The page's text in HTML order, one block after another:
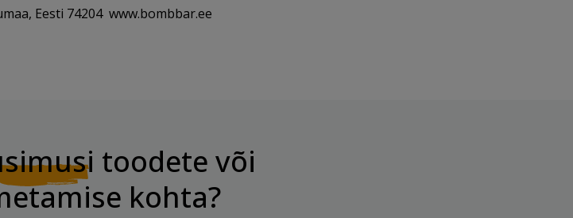
Eesti 74204 www.bombbar.ee
toodete või
kohta?